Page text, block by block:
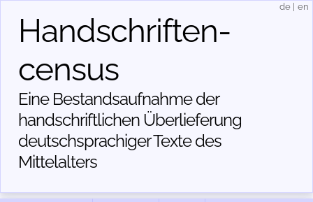
Handschriften­
census
Eine Bestandsaufnahme der
handschriftlichen Über­lieferung
deutschsprachiger Texte des
Mittelalters
de en